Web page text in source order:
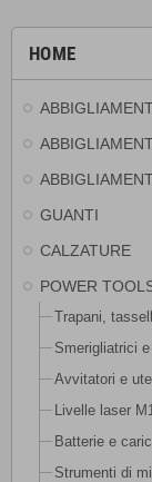
HOME
GUANTI
CALZATURE
POWER
Trapani,
Smerigliatrici
Avvitatori e
Livelle laser
Batterie e
Strumenti di